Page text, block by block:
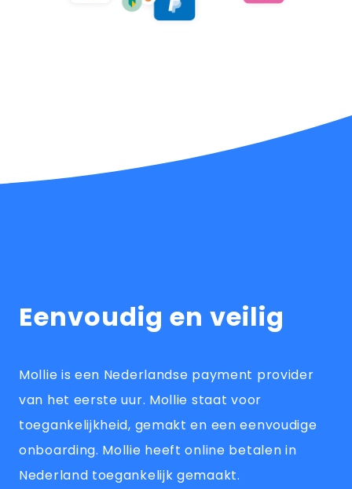
Eenvoudig en veilig
Mollie is een Nederlandse payment provider
van het eerste uur. Mollie staat voor
toegankelijkheid, gemakt en een eenvoudige
onboarding. Mollie heeft online betalen in
Nederland toegankelijk gemaakt.